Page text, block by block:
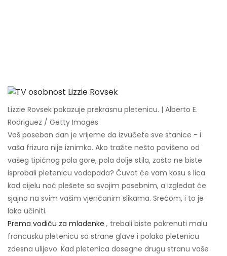
Lizzie Rovsek pokazuje prekrasnu pletenicu. | Alberto E.
Rodriguez / Getty Images
Vaš poseban dan je vrijeme da izvučete sve stanice - i
vaša frizura nije iznimka. Ako tražite nešto povišeno od
vašeg tipičnog pola gore, pola dolje stila, zašto ne biste
isprobali pletenicu vodopada? Čuvat će vam kosu s lica
kad cijelu noć plešete sa svojim posebnim, a izgledat će
sjajno na svim vašim vjenčanim slikama. Srećom, i to je
lako učiniti.
Prema vodiču za mladenke , trebali biste pokrenuti malu
francusku pletenicu sa strane glave i polako pletenicu
zdesna ulijevo. Kad pletenica dosegne drugu stranu vaše